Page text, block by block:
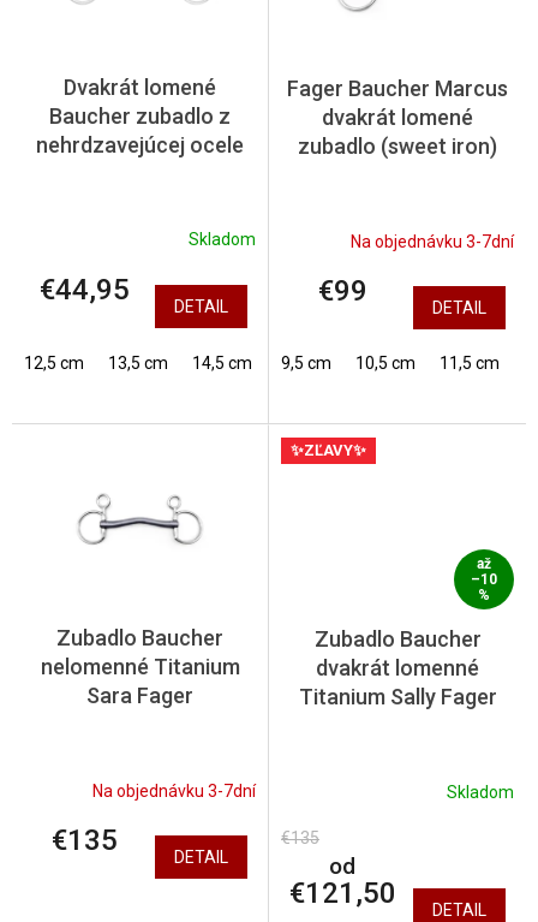
Dvakrát lomené
Baucher zubadlo z
nehrdzavejúcej ocele
Skladom
€44,95 DETAIL
12,5 cm 13,5 cm 14,5 cm
Fager Baucher Marcus
dvakrát lomené
zubadlo (sweet iron)
Na objednávku 3-7dní
€99 DETAIL
9,5 cm 10,5 cm 11,5 cm
Zubadlo Baucher
nelomenné Titanium
Sara Fager
Na objednávku 3-7dní
€135 DETAIL
✨ZĽAVY✨
až
–10
%
Zubadlo Baucher
dvakrát lomenné
Titanium Sally Fager
Skladom
€135
od
€121,50 DETAIL